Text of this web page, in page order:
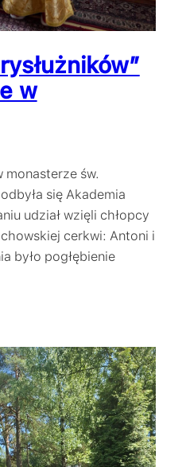
w
monasterze św.
się Akademia
udział wzięli chłopcy
cerkwi: Antoni i
było pogłębienie